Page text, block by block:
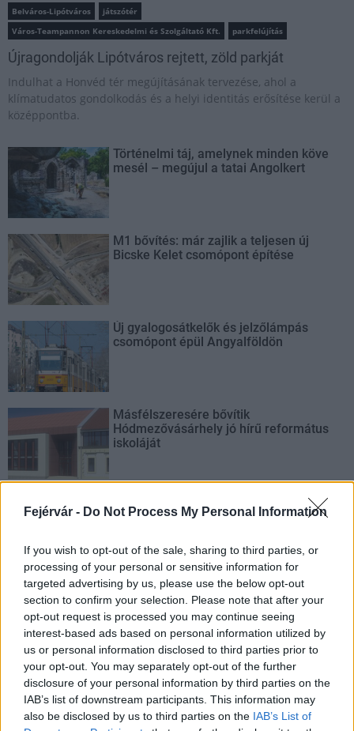
Fejérvár - Do Not Process My Personal Information
If you wish to opt-out of the sale, sharing to third parties, or
processing of your personal or sensitive information for
targeted advertising by us, please use the below opt-out
section to confirm your selection. Please note that after your
opt-out request is processed you may continue seeing
interest-based ads based on personal information utilized by
us or personal information disclosed to third parties prior to
your opt-out. You may separately opt-out of the further
disclosure of your personal information by third parties on the
IAB’s list of downstream participants. This information may
also be disclosed by us to third parties on the IAB’s List of
Belváros-Lipótváros
játszótér
Város-Teampannon Kereskedelmi és Szolgáltató Kft.
parkfelújítás
Újragondolják Lipótváros rejtett, zöld parkját
Indulhat a Honvéd tér megújításának tervezése, ahol a
klímatudatos gondolkodás és a helyi identitás erősítése kerül a
középpontba.
Történelmi táj, amelynek minden köve
mesél – megújul a tatai Angolkert
M1 bővítés: már zajlik a teljesen új
Bicske Kelet csomópont építése
Új gyalogosátkelők és jelzőlámpás
csomópont épül Angyalföldön
Másfélszeresére bővítik
Hódmezővásárhely jó hírű református
iskoláját
Aktuális
Paks II.: Mit jelent az 5. blokk új mérföldköve a